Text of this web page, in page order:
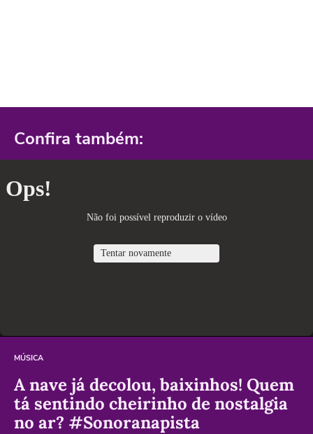
Confira também:
MÚSICA
A nave já decolou, baixinhos! Quem
tá sentindo cheirinho de nostalgia
no ar? #Sonoranapista